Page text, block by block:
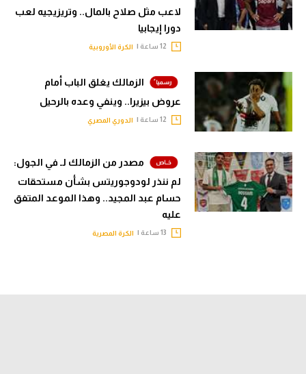
لاعب مثل صلاح بالمال.. وتريزيجيه لعب
دورا إيجابيا
الكرة الأوروبية
الزمالك يغلق الباب أمام
عروض بيزيرا.. وينفي وعده بالرحيل
الدوري المصري
مصدر من الزمالك لـ في الجول:
لم ننذر لودوجوريتس بشأن مستحقات
حسام عبد المجيد.. وهذا الموعد المتفق
عليه
الكرة المصرية